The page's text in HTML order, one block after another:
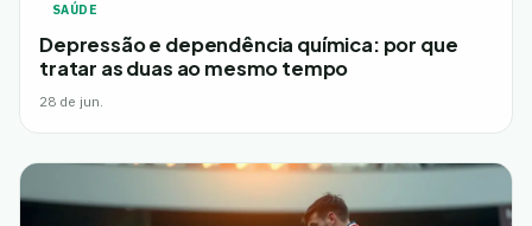
SAÚDE
Depressão e dependência química: por que
tratar as duas ao mesmo tempo
28 de jun.